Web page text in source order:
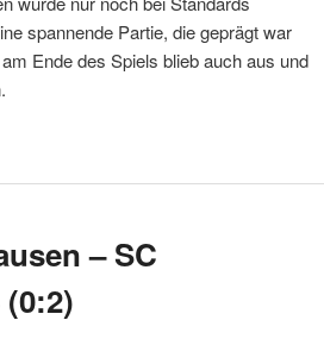
spannende Partie, die geprägt war
Ende des Spiels blieb auch aus und
– SC